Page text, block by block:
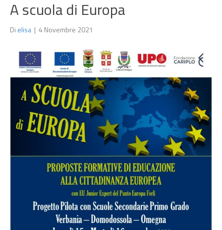
A scuola di Europa
Di elisa | 4 Novembre 2021